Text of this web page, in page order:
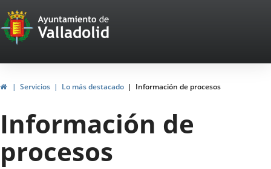
Portal
Web
del
Ayuntamiento
de
Valladolid
InicioServicios Lo más destacado Información de procesos
Información de
procesos